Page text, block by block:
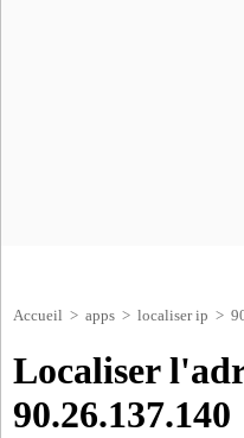
Accueil > apps > localiser ip >
Localiser
90.26.137.140